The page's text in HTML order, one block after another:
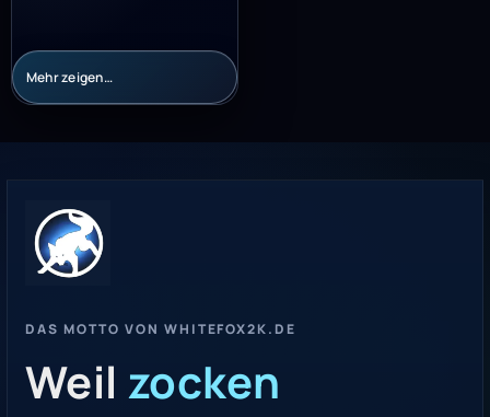
Mehr zeigen…
DAS MOTTO VON WHITEFOX2K.DE
Weil zocken